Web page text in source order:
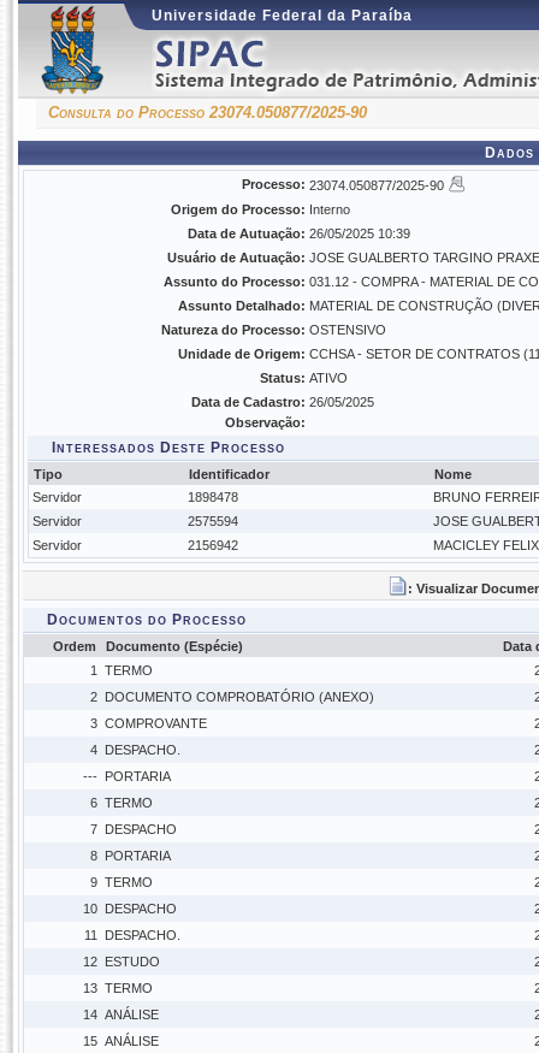
Universidade Federal da Paraíba
Consulta do Processo 23074.050877/2025-90
Processo: 23074.050877/2025-90
Origem do Processo: Interno
Data de Autuação: 26/05/2025 10:39
Usuário de Autuação: JOSE GUALBERTO TARGINO
Assunto do Processo: 031.12 - COMPRA - MATERIAL DE
Assunto Detalhado: MATERIAL DE CONSTRUÇÃO
Natureza do Processo: OSTENSIVO
Unidade de Origem: CCHSA - SETOR DE CONTRATOS
Status: ATIVO
Data de Cadastro: 26/05/2025
Observação:
Interessados Deste Processo
Tipo Identificador
Nome
Servidor
1898478
BRUNO
Servidor
2575594
JOSE
Servidor
2156942 MACICLEY
: Visualizar
Documentos do Processo
Ordem Documento (Espécie)
Data
1
TERMO
2 DOCUMENTO COMPROBATÓRIO (ANEXO)
3 COMPROVANTE
4 DESPACHO.
--- PORTARIA
6 TERMO
7 DESPACHO
8 PORTARIA
9 TERMO
10 DESPACHO
11
DESPACHO.
12 ESTUDO
13 TERMO
14 ANÁLISE
15 ANÁLISE